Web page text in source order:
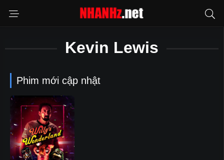
Kevin Lewis
Phim mới cập nhật